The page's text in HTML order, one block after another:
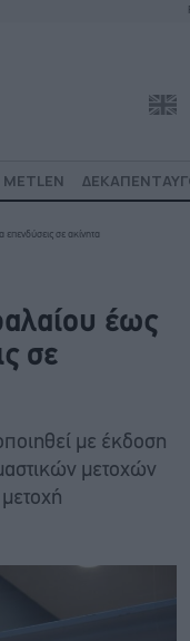
METLEN
σε ακίνητα
έως
σε
με έκδοση
μετοχών